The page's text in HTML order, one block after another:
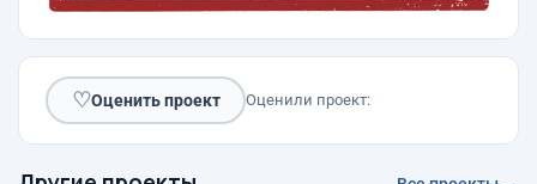
♡Оценить проект Оценили проект: